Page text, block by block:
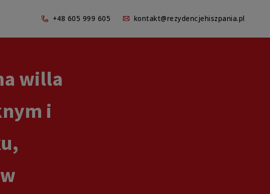
+48 605 999 605 kontakt@rezydencjehiszpania.pl
willa
i